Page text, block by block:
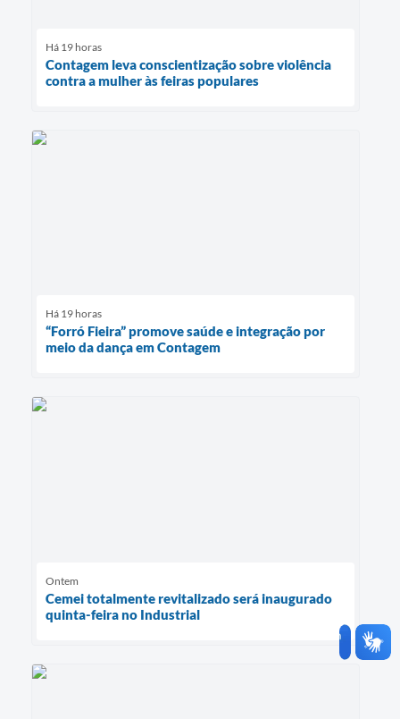
Há 19 horas
Contagem leva conscientização sobre violência
contra a mulher às feiras populares
Há 19 horas
“Forró Fieira” promove saúde e integração por
meio da dança em Contagem
Ontem
Cemei totalmente revitalizado será inaugurado
quinta-feira no Industrial